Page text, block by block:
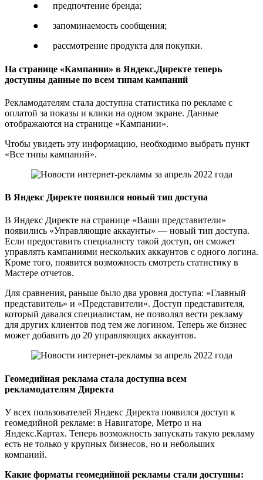
● предпочтение бренда;
● запоминаемость сообщения;
● рассмотрение продукта для покупки.
На странице «Кампании» в Яндекс.Директе теперь
доступны данные по всем типам кампаний
Рекламодателям стала доступна статистика по рекламе с
оплатой за показы и клики на одном экране. Данные
отображаются на странице «Кампании».
Чтобы увидеть эту информацию, необходимо выбрать пункт
«Все типы кампаний».
В Яндекс Директе появился новый тип доступа
В Яндекс Директе на странице «Ваши представители»
появились «Управляющие аккаунты» — новый тип доступа.
Если предоставить специалисту такой доступ, он сможет
управлять кампаниями нескольких аккаунтов с одного логина.
Кроме того, появится возможность смотреть статистику в
Мастере отчетов.
Для сравнения, раньше было два уровня доступа: «Главный
представитель» и «Представители». Доступ представителя,
который давался специалистам, не позволял вести рекламу
для других клиентов под тем же логином. Теперь же бизнес
может добавить до 20 управляющих аккаунтов.
Геомедийная реклама стала доступна всем
рекламодателям Директа
У всех пользователей Яндекс Директа появился доступ к
геомедийной рекламе: в Навигаторе, Метро и на
Яндекс.Картах. Теперь возможность запускать такую рекламу
есть не только у крупных бизнесов, но и небольших
компаний.
Какие форматы геомедийной рекламы стали доступны: